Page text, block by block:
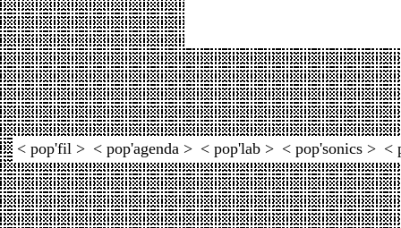
< pop'fil > < pop'agenda > < pop'lab > < pop'sonics > <